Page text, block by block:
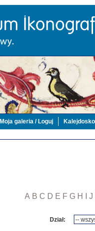
Moja galeria / Loguj
A B C D E F G H J
Dział: